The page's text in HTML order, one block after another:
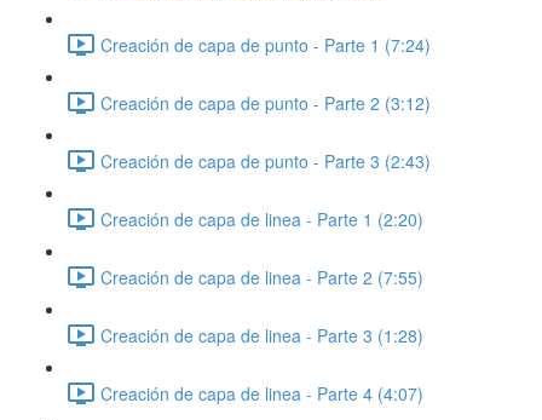
Creación de capa de punto - Parte 1 (7:24)
Creación de capa de punto - Parte 2 (3:12)
Creación de capa de punto - Parte 3 (2:43)
Creación de capa de linea - Parte 1 (2:20)
Creación de capa de linea - Parte 2 (7:55)
Creación de capa de linea - Parte 3 (1:28)
Creación de capa de linea - Parte 4 (4:07)